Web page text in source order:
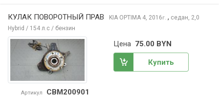
КУЛАК ПОВОРОТНЫЙ ПРАВ KIA OPTIMA 4, 2016г. , седан, 2,0
Hybrid / 154 л.с / бензин
Артикул CBM200901
Цена 75.00 BYN
Купить